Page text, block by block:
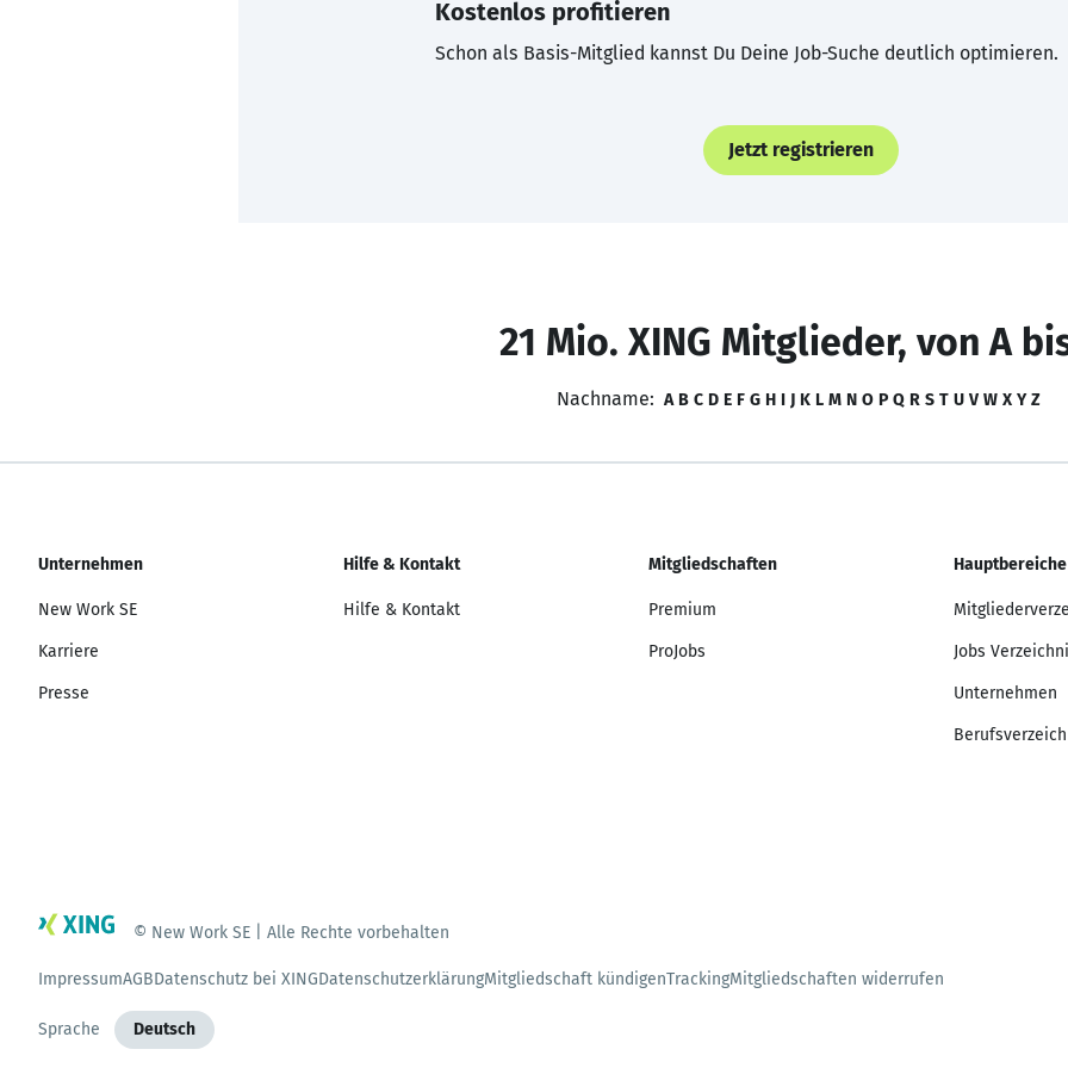
Kostenlos profitieren
Schon als Basis-Mitglied kannst Du Deine Job-Suche deutlich optimieren.
Jetzt registrieren
21 Mio. XING Mitglieder, von A
Nachname: A B C D E F G H I J K L M N O P Q R S T U V W X Y Z
Unternehmen
New Work SE
Karriere
Presse
Hilfe & Kontakt
Hilfe & Kontakt
Mitgliedschaften
Premium
ProJobs
Hauptbereiche
Jobs
Unternehmen
© New Work SE | Alle Rechte vorbehalten
ImpressumAGBDatenschutz bei XINGDatenschutzerklärungMitgliedschaft kündigenTrackingMitgliedschaften widerrufen
Sprache Deutsch